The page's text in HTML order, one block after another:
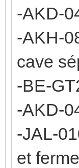
-AKD-
-AKH-
cave
-BE-
-AKD-
-JAL-
et